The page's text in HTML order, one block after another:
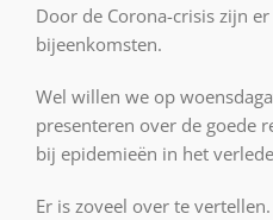
Door de Corona-crisis zijn
bijeenkomsten.
Wel willen we op
presenteren over de goede
bij epidemieën in het
Er is zoveel over te